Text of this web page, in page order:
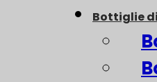
Bottiglie